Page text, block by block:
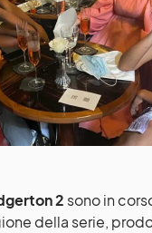
2 sono in
della serie,